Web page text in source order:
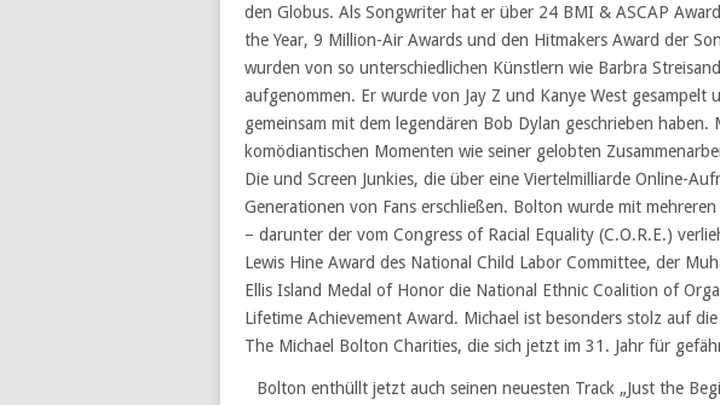
den Globus. Als Songwriter hat er über 24 BMI & ASCAP
the Year, 9 Million-Air Awards und den Hitmakers Award der
wurden von so unterschiedlichen Künstlern wie Barbra
aufgenommen. Er wurde von Jay Z und Kanye West gesampelt
gemeinsam mit dem legendären Bob Dylan geschrieben haben.
komödiantischen Momenten wie seiner gelobten
Die und Screen Junkies, die über eine Viertelmilliarde Online-
Generationen von Fans erschließen. Bolton wurde mit
– darunter der vom Congress of Racial Equality (C.O.R.E.)
Lewis Hine Award des National Child Labor Committee, der
Ellis Island Medal of Honor die National Ethnic Coalition of
Lifetime Achievement Award. Michael ist besonders stolz auf
The Michael Bolton Charities, die sich jetzt im 31. Jahr für
Bolton enthüllt jetzt auch seinen neuesten Track „Just the